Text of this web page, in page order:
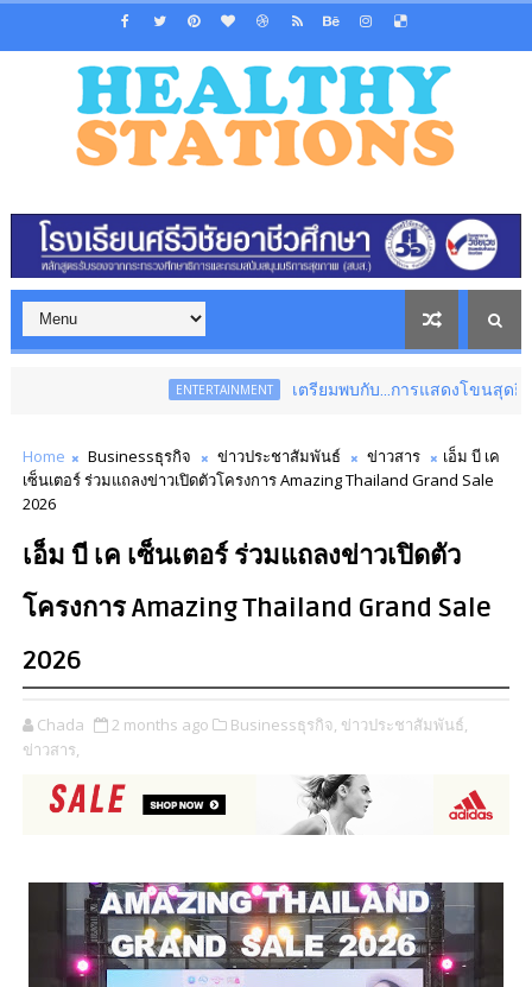
ENTERTAINMENT เตรียมพบกับ...การแสดงโขนสุดยิ่งใหญ่แห่งปี
Home Businessธุรกิจ ข่าวประชาสัมพันธ์ ข่าวสาร
เอ็ม บี เค
เซ็นเตอร์ ร่วมแถลงข่าวเปิดตัวโครงการ Amazing Thailand Grand Sale
2026
เอ็ม บี เค เซ็นเตอร์ ร่วมแถลงข่าวเปิดตัว
โครงการ Amazing Thailand Grand Sale
2026
Chada 2 months ago Businessธุรกิจ, ข่าวประชาสัมพันธ์,
ข่าวสาร,